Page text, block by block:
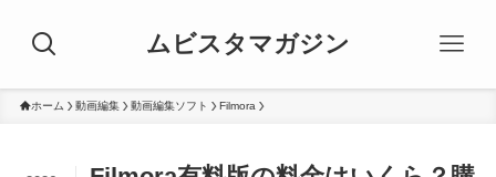
ムビスタマガジン
ホーム 動画編集 動画編集ソフト Filmora